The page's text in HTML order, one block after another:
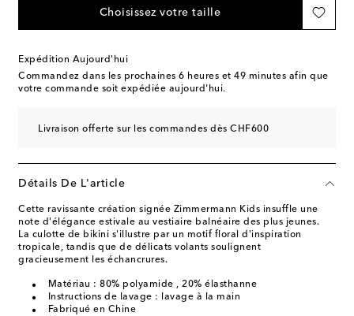
Choisissez votre taille
Expédition Aujourd'hui
Commandez dans les prochaines 6 heures et 49 minutes afin que
votre commande soit expédiée aujourd'hui.
Livraison offerte sur les commandes dès CHF600
Détails De L'article
Cette ravissante création signée Zimmermann Kids insuffle une
note d'élégance estivale au vestiaire balnéaire des plus jeunes.
La culotte de bikini s'illustre par un motif floral d'inspiration
tropicale, tandis que de délicats volants soulignent
gracieusement les échancrures.
Matériau : 80% polyamide , 20% élasthanne
Instructions de lavage : lavage à la main
Fabriqué en Chine